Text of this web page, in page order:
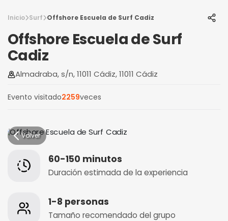
Inicio Surf Offshore Escuela de Surf Cadiz
Offshore Escuela de Surf
Cadiz
Almadraba, s/n, 11011 Cádiz, 11011 Cádiz
Evento visitado2259veces
Volver
60-150 minutos
Duración estimada de la experiencia
1-8 personas
Tamaño recomendado del grupo